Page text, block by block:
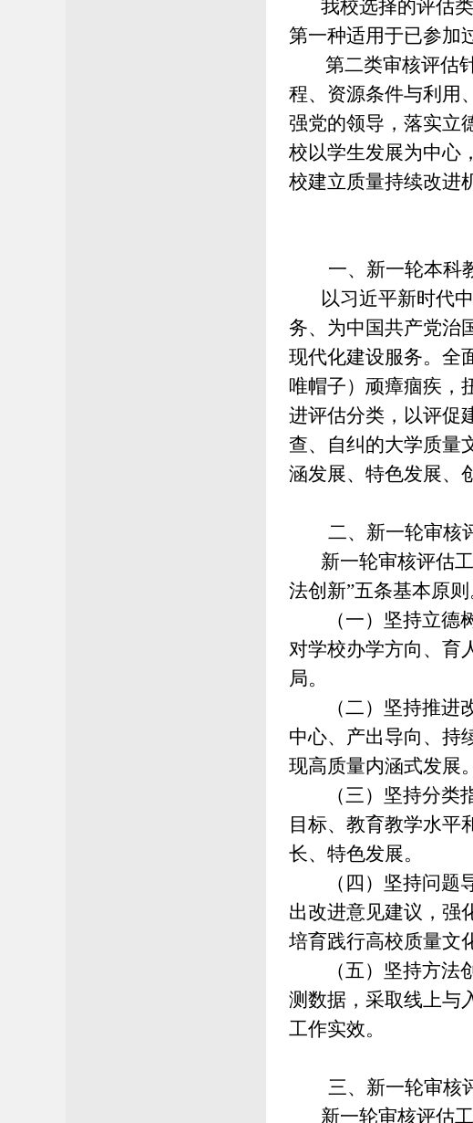
我校选择的评估类
第一种适用于已参加
第二类审核评估针
程、资源条件与利用
强党的领导，落实立
校以学生发展为中心
校建立质量持续改进
一、 新一轮本科
以习近平新时代中
务、为中国共产党治
现代化建设服务。全
唯帽子）顽瘴痼疾，
进评估分类，以评促
查、自纠的大学质量
涵发展、特色发展、
二、 新一轮审核
新一轮审核评估
法创新”五条基本原则
（一） 坚持立德
对学校办学方向、育
局。
（二） 坚持推进
中心、产出导向、持
现高质量内涵式发展。
（三） 坚持分类
目标、教育教学水平
长、特色发展。
（四） 坚持问题
出改进意见建议，强
培育践行高校质量文
（五） 坚持方法
测数据，采取线上与
工作实效。
三、 新一轮审核
新一轮审核评估工